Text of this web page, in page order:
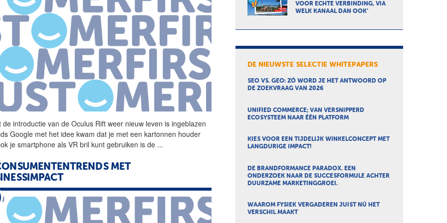
de introductie van deOculus Rift weer nieuw leven is ingeblazen
Google met het idee kwam dat je met een kartonnen houder
je smartphone als VR bril kunt gebruiken is de ...
MET
VOOR ECHTE VERBINDING, VIA
WELK KANAAL DAN OOK’
DE NIEUWSTE SELECTIE WHITEPAPERS
SEO VS. GEO: ZÓ WORD JE HET ANTWOORD OP
DE ZOEKVRAAG VAN 2026
UNIFIED COMMERCE; VAN VERSNIPPERD
ECOSYSTEEM NAAR ÉÉN PLATFORM
KIES VOOR EEN TIJDELIJK WINKELCONCEPT MET
LANGDURIGE IMPACT!
DE BRANDFORMANCE PARADOX. EEN
ONDERZOEK NAAR DE SUCCESFORMULE ACHTER
DUURZAME MARKETINGGROEI.
WAAROM FYSIEK VERGADEREN JUIST NÚ HET
VERSCHIL MAAKT